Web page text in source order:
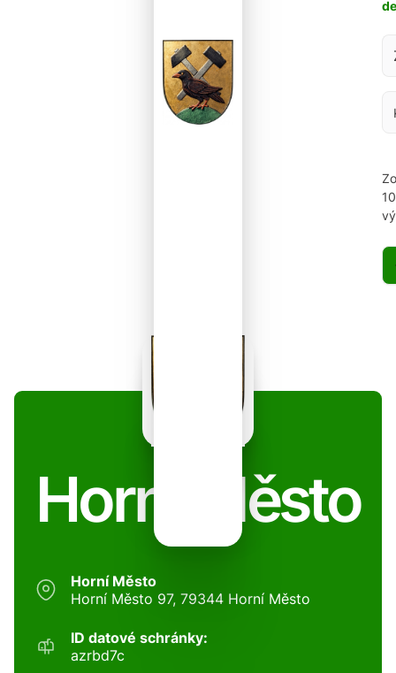
Horní Město
Horní Město
Horní Město 97, 79344 Horní Město
ID datové schránky:
azrbd7c